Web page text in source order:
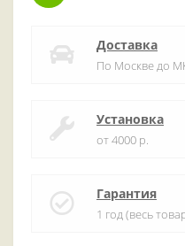
Доставка
По Москве до
Установка
от 4000 р.
Гарантия
1 год (весь